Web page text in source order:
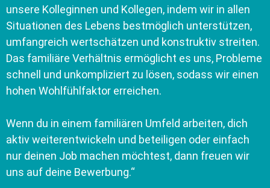
unsere Kolleginnen und Kollegen, indem wir in allen
Situationen des Lebens bestmöglich unterstützen,
umfangreich wertschätzen und konstruktiv streiten.
Das familiäre Verhältnis ermöglicht es uns, Probleme
schnell und unkompliziert zu lösen, sodass wir einen
hohen Wohlfühlfaktor erreichen.
Wenn du in einem familiären Umfeld arbeiten, dich
aktiv weiterentwickeln und beteiligen oder einfach
nur deinen Job machen möchtest, dann freuen wir
uns auf deine Bewerbung.“